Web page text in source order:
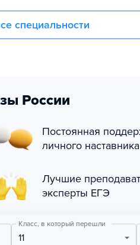
специальности
России
Постоянная
личного наставника
Лучшие
эксперты ЕГЭ
Класс, в который перешли
11